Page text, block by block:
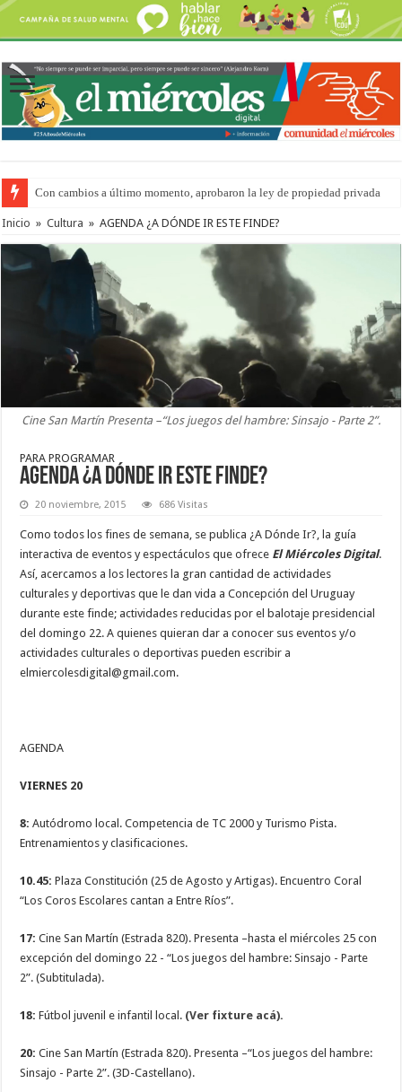
Con cambios a último momento, aprobaron la ley de propiedad privada
Del viernes 7 al domingo 9 de agosto: la agenda ¿A dónde ir? para este
Inicio » Cultura » AGENDA ¿A DÓNDE IR ESTE FINDE?
Cine San Martín Presenta –“Los juegos del hambre: Sinsajo - Parte 2”.
PARA PROGRAMAR
AGENDA ¿A DÓNDE IR ESTE FINDE?
20 noviembre, 2015 686 Visitas
Como todos los fines de semana, se publica ¿A Dónde Ir?, la guía
interactiva de eventos y espectáculos que ofrece El Miércoles Digital.
Así, acercamos a los lectores la gran cantidad de actividades
culturales y deportivas que le dan vida a Concepción del Uruguay
durante este finde; actividades reducidas por el balotaje presidencial
del domingo 22. A quienes quieran dar a conocer sus eventos y/o
actividades culturales o deportivas pueden escribir a
elmiercolesdigital@gmail.com.
AGENDA
VIERNES 20
8: Autódromo local. Competencia de TC 2000 y Turismo Pista.
Entrenamientos y clasificaciones.
10.45:Plaza Constitución (25 de Agosto y Artigas). Encuentro Coral
“Los Coros Escolares cantan a Entre Ríos”.
17: Cine San Martín (Estrada 820). Presenta –hasta el miércoles 25 con
excepción del domingo 22 - “Los juegos del hambre: Sinsajo - Parte
2”. (Subtitulada).
18: Fútbol juvenil e infantil local. (Ver fixture acá).
20: Cine San Martín (Estrada 820). Presenta –“Los juegos del hambre:
Sinsajo - Parte 2”. (3D-Castellano).